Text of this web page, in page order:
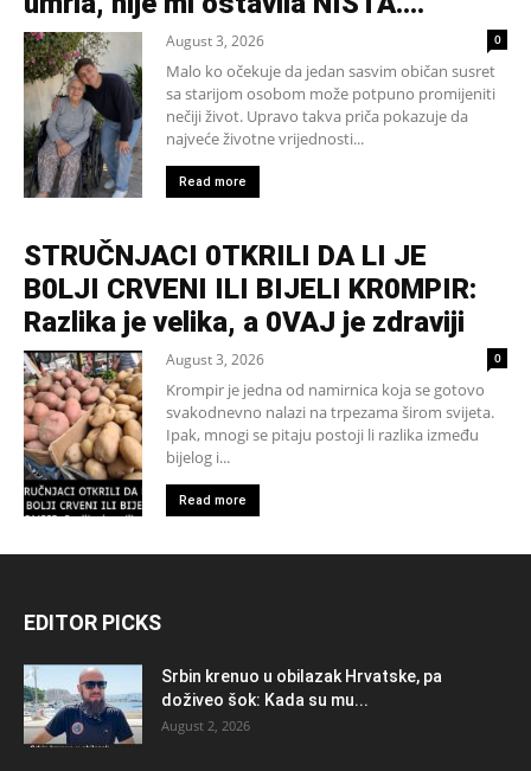
August 3, 2026 0
Malo ko očekuje da jedan sasvim običan susret
sa starijom osobom može potpuno promijeniti
nečiji život. Upravo takva priča pokazuje da
najveće životne vrijednosti...
Read more
STRUČNJACI 0TKRILI DA LI JE
B0LJI CRVENI ILI BIJELI KR0MPIR:
Razlika je velika, a 0VAJ je zdraviji
August 3, 2026 0
Krompir je jedna od namirnica koja se gotovo
svakodnevno nalazi na trpezama širom svijeta.
Ipak, mnogi se pitaju postoji li razlika između
bijelog i...
Read more
EDITOR PICKS
Srbin krenuo u obilazak Hrvatske, pa
doživeo šok: Kada su mu...
August 2, 2026